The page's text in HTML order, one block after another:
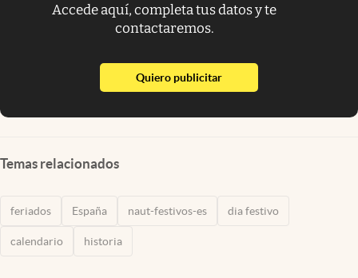
Accede aquí, completa tus datos y te
contactaremos.
Quiero publicitarabre en nueva pestaña
Temas relacionados
feriados España naut-festivos-es dia festivo
calendario historia